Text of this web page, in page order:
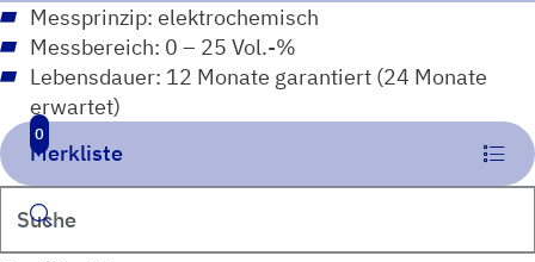
Merkliste
0
Suchen
Messprinzip: elektrochemisch
Messbereich: 0 – 25 Vol.-%
Lebensdauer: 12 Monate garantiert (24 Monate
erwartet)